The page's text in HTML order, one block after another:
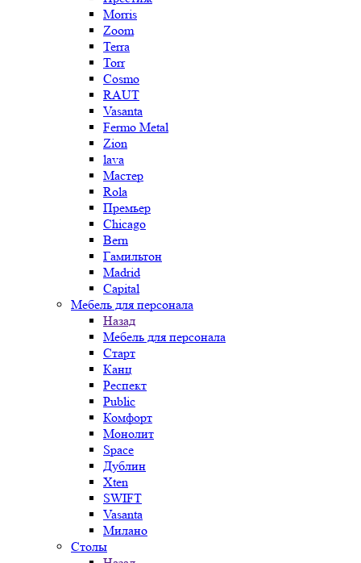
Morris
Zoom
Terra
Torr
Cosmo
RAUT
Vasanta
Fermo Metal
Zion
lava
Мастер
Rola
Премьер
Chicago
Bern
Гамильтон
Madrid
Capital
Мебель для персонала
Назад
Мебель для персонала
Старт
Канц
Респект
Public
Комфорт
Монолит
Space
Дублин
Xten
SWIFT
Vasanta
Милано
Столы